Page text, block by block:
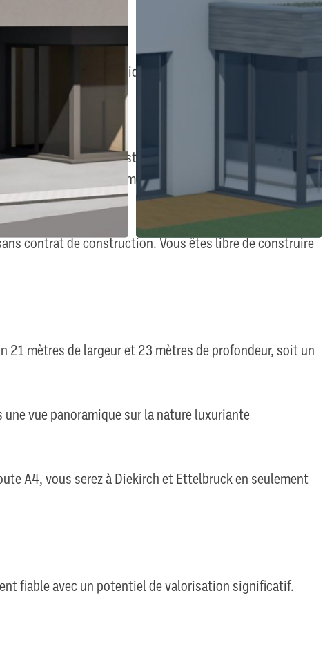
cette Opportunité Unique sur le Terrain N°01 !
Dickt, notre projet est une véritable oasis de bien-être.
6 unités, ce lotissement est la toile vierge parfaite pour
contrat de construction. Vous êtes libre de construire
21 mètres de largeur et 23 mètres de profondeur, soit un
une vue panoramique sur la nature luxuriante
A4, vous serez à Diekirch et Ettelbruck en seulement
fiable avec un potentiel de valorisation significatif.